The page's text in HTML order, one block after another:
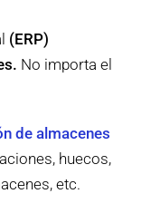
(ERP)
No importa el
de almacenes
huecos,
etc.